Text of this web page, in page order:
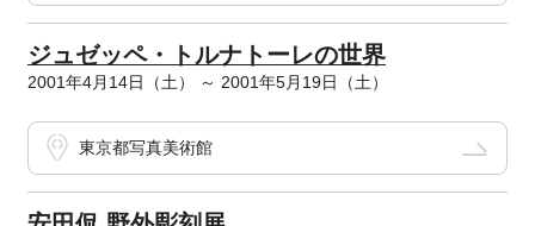
ジュゼッペ・トルナトーレの世界
2001年4月14日（土） ～ 2001年5月19日（土）
東京都写真美術館